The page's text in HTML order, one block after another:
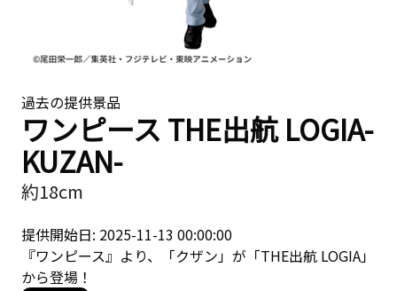
過去の提供景品
ワンピース THE出航 LOGIA-
KUZAN-
約18cm
提供開始日: 2025-11-13 00:00:00
『ワンピース』より、「クザン」が「THE出航 LOGIA」
から登場！